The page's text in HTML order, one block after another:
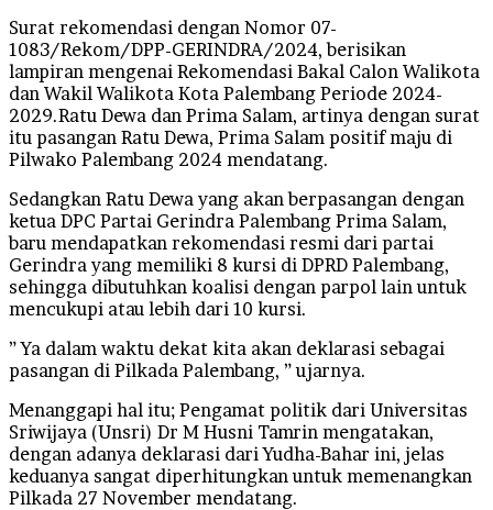
Surat rekomendasi dengan Nomor 07-
1083/Rekom/DPP-GERINDRA/2024, berisikan
lampiran mengenai Rekomendasi Bakal Calon Walikota
dan Wakil Walikota Kota Palembang Periode 2024-
2029.Ratu Dewa dan Prima Salam, artinya dengan surat
itu pasangan Ratu Dewa, Prima Salam positif maju di
Pilwako Palembang 2024 mendatang.
Sedangkan Ratu Dewa yang akan berpasangan dengan
ketua DPC Partai Gerindra Palembang Prima Salam,
baru mendapatkan rekomendasi resmi dari partai
Gerindra yang memiliki 8 kursi di DPRD Palembang,
sehingga dibutuhkan koalisi dengan parpol lain untuk
mencukupi atau lebih dari 10 kursi.
” Ya dalam waktu dekat kita akan deklarasi sebagai
pasangan di Pilkada Palembang, ” ujarnya.
Menanggapi hal itu; Pengamat politik dari Universitas
Sriwijaya (Unsri) Dr M Husni Tamrin mengatakan,
dengan adanya deklarasi dari Yudha-Bahar ini, jelas
keduanya sangat diperhitungkan untuk memenangkan
Pilkada 27 November mendatang.